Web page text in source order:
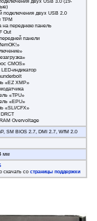
двух USB 3.0 (19-
подключения двух USB 2.0
TPM
на переднюю панель
Out
панели
CMOS»
индикатор
«EZ XMP»
«TPU»
«EPU»
«SLI/CFX»
Overvoltage
SM BIOS 2.7, DMI 2.7, WfM 2.0
мм
скачать состраницы поддержки